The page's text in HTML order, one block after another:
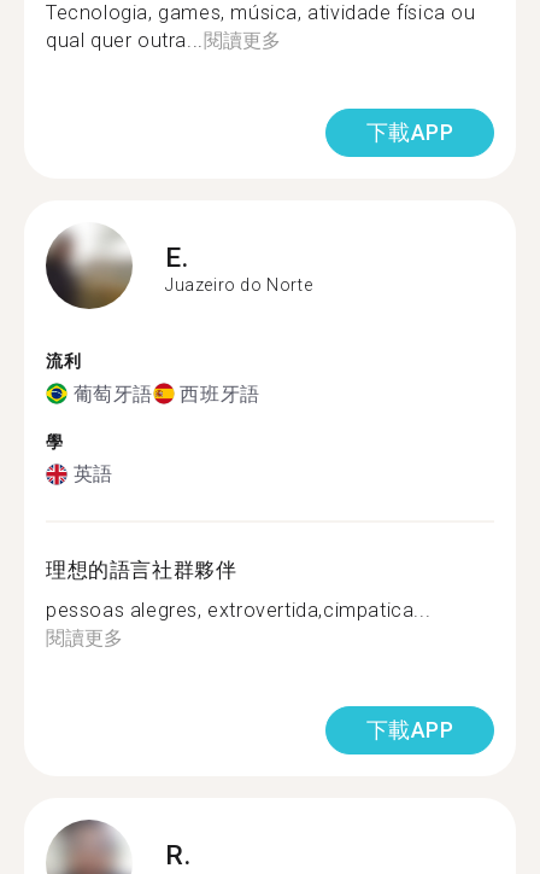
Tecnologia, games, música, atividade física ou
qual quer outra...閱讀更多
下載APP
E.
Juazeiro do Norte
流利
葡萄牙語 西班牙語
學
英語
理想的語言社群夥伴
pessoas alegres, extrovertida,cimpatica...
閱讀更多
下載APP
R.